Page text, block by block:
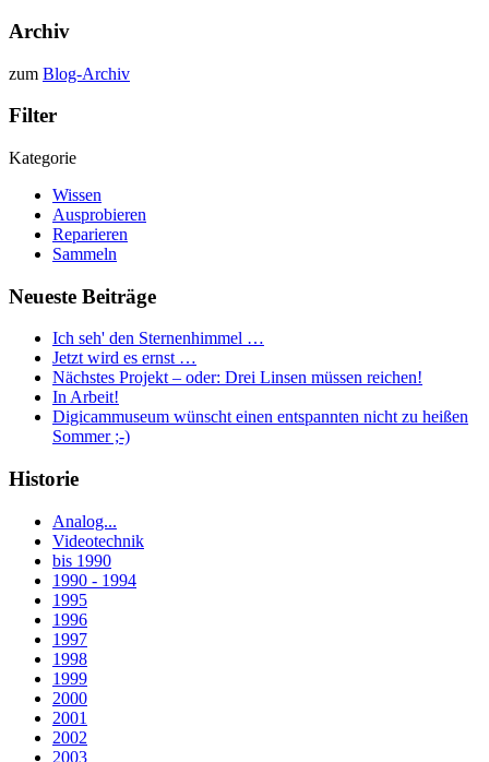
Archiv
zum Blog-Archiv
Filter
Kategorie
Wissen
Ausprobieren
Reparieren
Sammeln
Neueste Beiträge
Ich seh' den Sternenhimmel …
Jetzt wird es ernst …
Nächstes Projekt – oder: Drei Linsen müssen reichen!
In Arbeit!
Digicammuseum wünscht einen entspannten nicht zu heißen
Sommer ;-)
Historie
Analog...
Videotechnik
bis 1990
1990 - 1994
1995
1996
1997
1998
1999
2000
2001
2002
2003